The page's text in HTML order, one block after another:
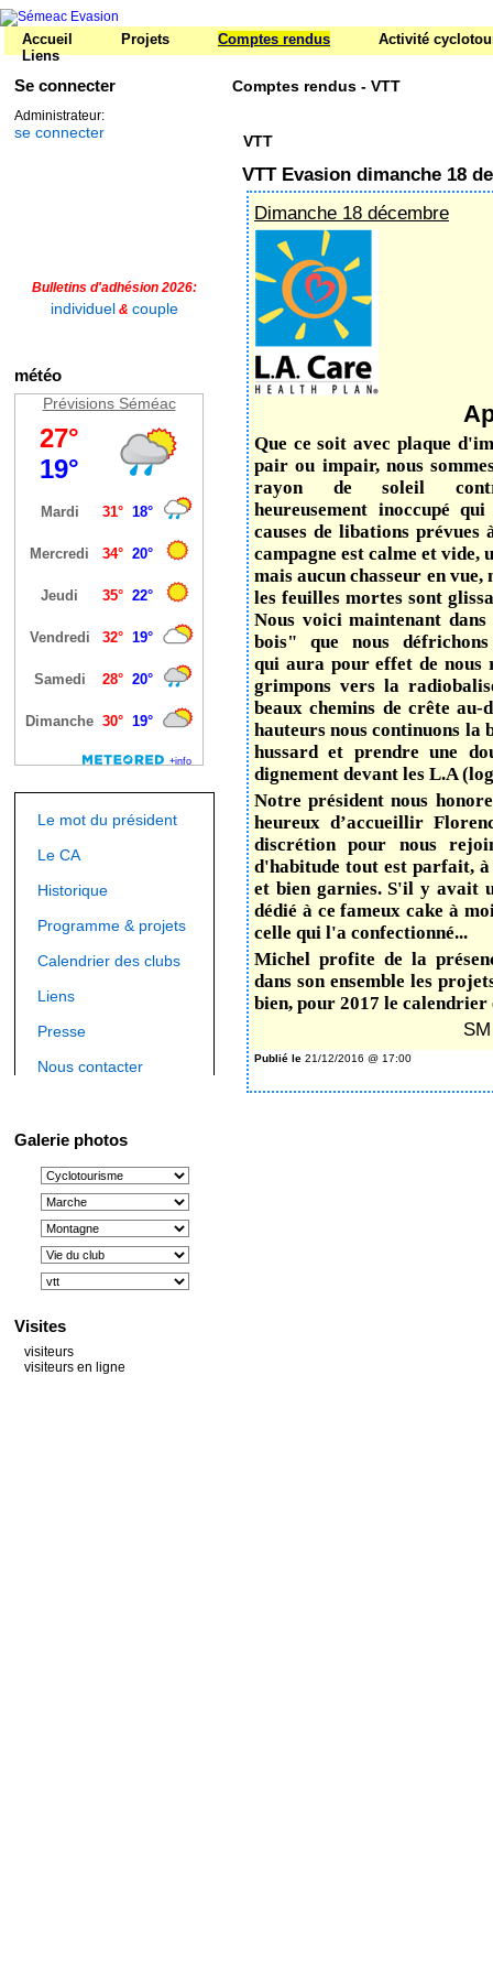
Accueil Projets Comptes rendus
Activité
Liens
Se connecter
Administrateur:
se connecter
Bulletins d'adhésion 2026:
individuel & couple
météo
Prévisions Séméac
Le mot du président
Le CA
Historique
Programme & projets
Calendrier des clubs
Liens
Presse
Nous contacter
Galerie photos
Visites
visiteurs
visiteurs en ligne
Comptes rendus - VTT
VTT
VTT Evasion dimanche 18
Dimanche 18 décembre
Que ce soit avec plaque
pair ou impair, nous
rayon de soleil
heureusement inoccupé
causes de libations
campagne est calme et
mais aucun chasseur en
les feuilles mortes sont
Nous voici maintenant
bois" que nous
qui aura pour effet de nous
grimpons vers la
beaux chemins de crête
hauteurs nous continuons la
hussard et prendre une
dignement devant les L.A
Notre président nous
heureux d’accueillir
discrétion pour nous
d'habitude tout est parfait, à
et bien garnies. S'il y avait
dédié à ce fameux cake à
celle qui l'a confectionné...
Michel profite de la
dans son ensemble les
bien, pour 2017 le
SM
Publié le 21/12/2016 @ 17:00